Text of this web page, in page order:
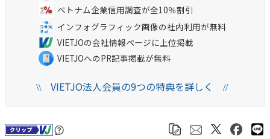
ベトナム企業信用調査が全10％割引
インフォグラフィック画像の社内利用が無料
VIETJOの会社情報ページに上位掲載
VIETJOへのPR記事掲載が無料
\\VIETJO法人会員の9つの特典を詳しく //